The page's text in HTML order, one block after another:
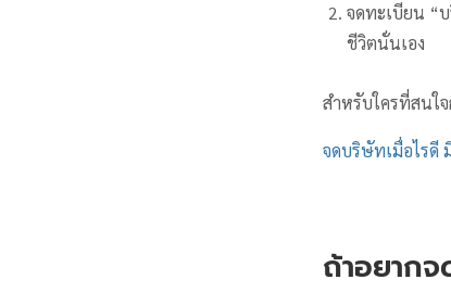
จดทะเบียน “
ชีวิตนั่นเอง
สำหรับใครที่สนใ
จดบริษัทเมื่อไรดี
ถ้าอยาก